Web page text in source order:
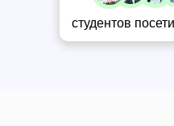
студентов